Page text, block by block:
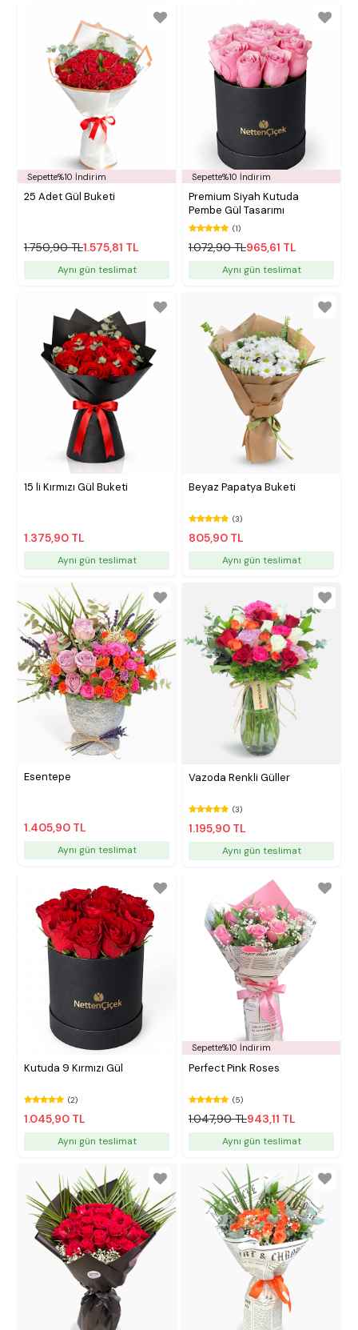
Sepette%10 İndirim
25 Adet Gül Buketi
1.750,90 TL1.575,81 TL
Aynı gün teslimat
Sepette%10 İndirim
Premium Siyah Kutuda
Pembe Gül Tasarımı
(1)
1.072,90 TL965,61 TL
Aynı gün teslimat
15 li Kırmızı Gül Buketi
1.375,90 TL
Aynı gün teslimat
Beyaz Papatya Buketi
(3)
805,90 TL
Aynı gün teslimat
Esentepe
1.405,90 TL
Aynı gün teslimat
Vazoda Renkli Güller
(3)
1.195,90 TL
Aynı gün teslimat
Kutuda 9 Kırmızı Gül
(2)
1.045,90 TL
Aynı gün teslimat
Sepette%10 İndirim
Perfect Pink Roses
(5)
1.047,90 TL943,11 TL
Aynı gün teslimat